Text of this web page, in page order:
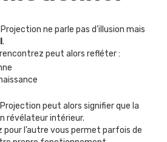
ne parle pas d’illusion mais
.
peut alors refléter :
peut alors signifier que la
révélateur intérieur.
pour l’autre vous permet parfois de